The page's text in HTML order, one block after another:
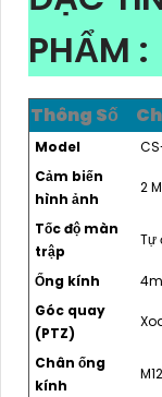
PHẨM :
Thông Số
Model
Cảm biến
hình ảnh
2
Tốc độ màn
trập
Tự
Ống kính
Góc quay
(PTZ)
Chân ống
kính
M12